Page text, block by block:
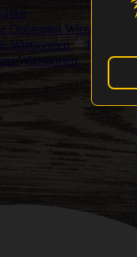
Opbrengst Wietzaadjes
Wietsoorten Hoge
Wietsoorten